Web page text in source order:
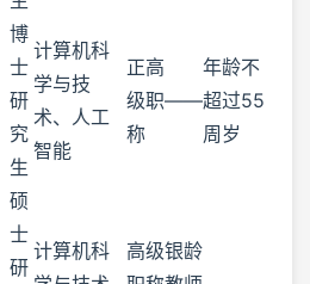
博
士
研
究
生
计算机科
学与技
术、人工
智能
正高
级职
称
——
年龄不
超过55
周岁
硕
士
研
计算机科
高级银龄